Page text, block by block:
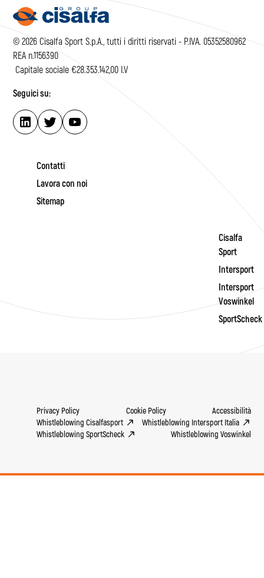
© 2026 Cisalfa Sport S.p.A., tutti i diritti riservati - P.IVA. 05352580962
REA n.1156390
Capitale sociale €28.353.142,00 I.V
Seguici su:
Contatti
Lavora con noi
Sitemap
Cisalfa
Sport
Intersport
Intersport
Voswinkel
SportScheck
Privacy Policy Cookie Policy
Accessibilità
Whistleblowing Cisalfasport
Whistleblowing Intersport Italia
Whistleblowing SportScheck
Whistleblowing Voswinkel